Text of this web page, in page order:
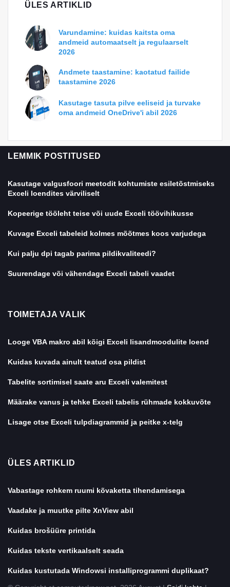
ÜLES ARTIKLID
Varundamine: kuidas kaitsta oma
andmeid automaatselt ja regulaarselt
2026
Andmete taastamine: kaotatud failide
taastamine 2026
Kasutage tasuta pilve eeliseid ja turvake
oma andmeid OneDrive'i abil 2026
LEMMIK POSTITUSED
Kasutage valgusfoori meetodit kohtumiste esiletõstmiseks
Exceli loendites värviliselt
Kopeerige tööleht teise või uude Exceli töövihikusse
Kuvage Exceli tabeleid kolmes mõõtmes koos varjudega
Kui palju dpi tagab parima pildikvaliteedi?
Suurendage või vähendage Exceli tabeli vaadet
TOIMETAJA VALIK
Looge VBA makro abil kõigi Exceli lisandmoodulite loend
Kuidas kuvada ainult teatud osa pildist
Tabelite sortimisel saate aru Exceli valemitest
Määrake vanus ja tehke Exceli tabelis rühmade kokkuvõte
Lisage otse Exceli tulpdiagrammid ja peitke x-telg
ÜLES ARTIKLID
Vabastage rohkem ruumi kõvaketta tihendamisega
Vaadake ja muutke pilte XnView abil
Kuidas brošüüre printida
Kuidas tekste vertikaalselt seada
Kuidas kustutada Windowsi installiprogrammi duplikaat?